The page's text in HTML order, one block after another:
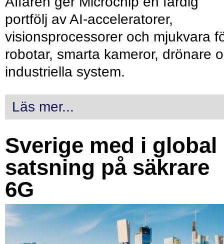
portfölj av AI-acceleratorer,
visionsprocessorer och mjukvara
robotar, smarta kameror, drönare
industriella system.
Läs mer...
Sverige med i global
satsning på säkrare
6G